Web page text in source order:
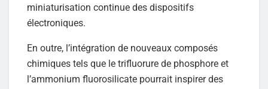
miniaturisation continue des dispositifs
électroniques.
En outre, l’intégration de nouveaux composés
chimiques tels que le trifluorure de phosphore et
l’ammonium fluorosilicate pourrait inspirer des